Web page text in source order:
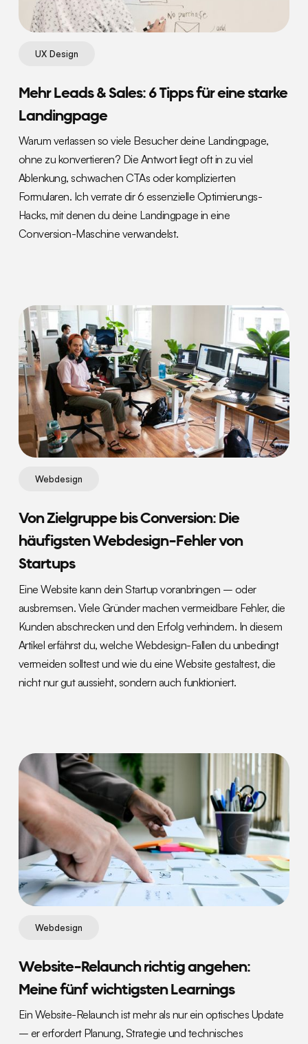
UX Design
Mehr Leads & Sales: 6 Tipps für eine starke
Landingpage
Warum verlassen so viele Besucher deine Landingpage,
ohne zu konvertieren? Die Antwort liegt oft in zu viel
Ablenkung, schwachen CTAs oder komplizierten
Formularen. Ich verrate dir 6 essenzielle Optimierungs-
Hacks, mit denen du deine Landingpage in eine
Conversion-Maschine verwandelst.
Webdesign
Von Zielgruppe bis Conversion: Die
häufigsten Webdesign-Fehler von
Startups
Eine Website kann dein Startup voranbringen – oder
ausbremsen. Viele Gründer machen vermeidbare Fehler, die
Kunden abschrecken und den Erfolg verhindern. In diesem
Artikel erfährst du, welche Webdesign-Fallen du unbedingt
vermeiden solltest und wie du eine Website gestaltest, die
nicht nur gut aussieht, sondern auch funktioniert.
Webdesign
Website-Relaunch richtig angehen:
Meine fünf wichtigsten Learnings
Ein Website-Relaunch ist mehr als nur ein optisches Update
– er erfordert Planung, Strategie und technisches